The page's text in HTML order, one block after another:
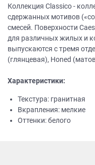
Коллекция Classico -
сдержанных мотивов
смесей. Поверхности
для различных жилых и
выпускаются с тремя
(глянцевая), Honed
Характеристики:
Текстура: гранитная
Вкрапления: мелкие
Оттенки: белого